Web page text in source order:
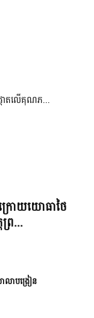
ោតលើគុណភ...
រោយយោធាថៃ
រ...
លាបង្រៀន